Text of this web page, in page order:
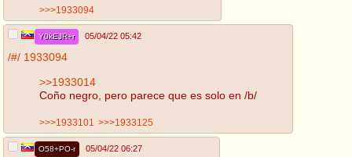
>>>1933094
Y0kEJR+r 05/04/22 05:42
/#/ 1933094
>>1933014
Coño negro, pero parece que es solo en /b/
>>>1933101 >>>1933125
O58+PO-r 05/04/22 06:27